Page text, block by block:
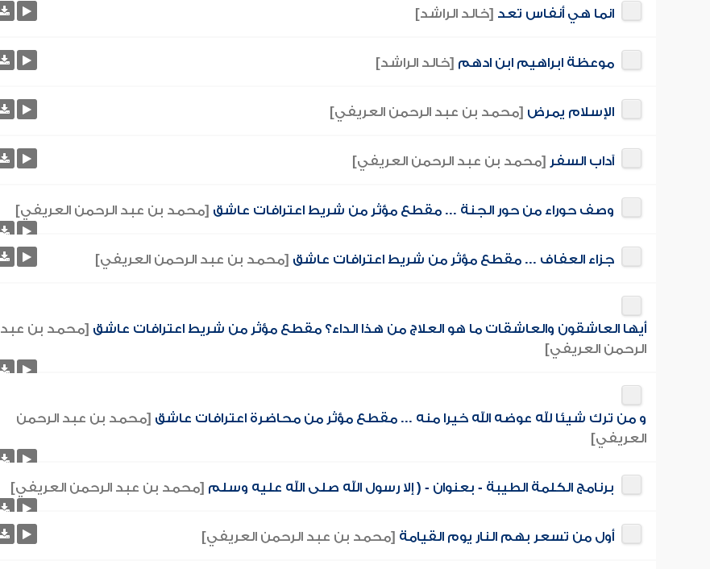
انما هي أنفاس تعد [خالد الراشد]
موعظة ابراهيم ابن ادهم [خالد الراشد]
الإسلام يمرض [محمد بن عبد الرحمن العريفي]
آداب السفر [محمد بن عبد الرحمن العريفي]
وصف حوراء من حور الجنة ... مقطع مؤثر من شريط اعترافات عاشق [محمد بن عبد الرحمن العريفي]
جزاء العفاف ... مقطع مؤثر من شريط اعترافات عاشق [محمد بن عبد الرحمن العريفي]
أيها العاشقون والعاشقات ما هو العلاج من هذا الداء؟ مقطع مؤثر من شريط اعترافات عاشق [محمد بن عبد
الرحمن العريفي]
و من ترك شيئا لله عوضه الله خيرا منه ... مقطع مؤثر من محاضرة اعترافات عاشق [محمد بن عبد الرحمن
العريفي]
برنامج الكلمة الطيبة - بعنوان - ( إلا رسول الله صلى الله عليه وسلم [محمد بن عبد الرحمن العريفي]
أول من تسعر بهم النار يوم القيامة [محمد بن عبد الرحمن العريفي]